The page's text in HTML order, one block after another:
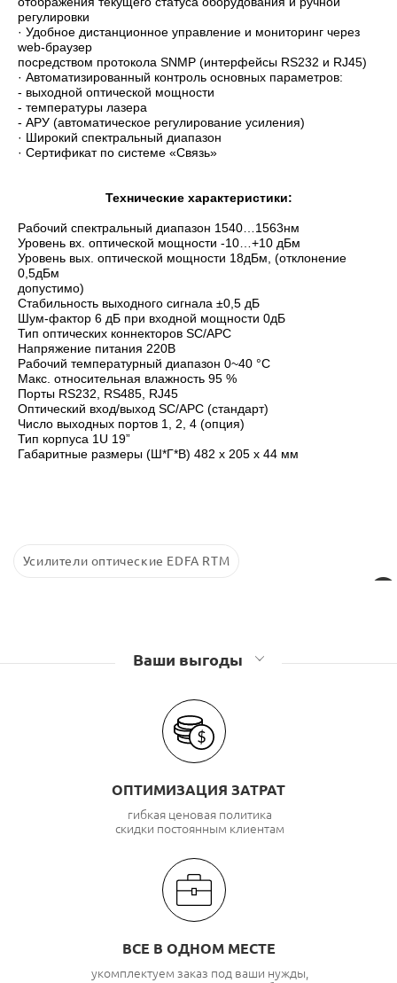
регулировки
· Удобное дистанционное управление и мониторинг через
web-браузер
посредством протокола SNMP (интерфейсы RS232 и RJ45)
· Автоматизированный контроль основных параметров:
- выходной оптической мощности
- температуры лазера
- АРУ (автоматическое регулирование усиления)
· Широкий спектральный диапазон
· Сертификат по системе «Связь»
Технические характеристики:
Рабочий спектральный диапазон 1540…1563нм
Уровень вх. оптической мощности -10…+10 дБм
Уровень вых. оптической мощности 18дБм, (отклонение
0,5дБм
допустимо)
Стабильность выходного сигнала ±0,5 дБ
Шум-фактор 6 дБ при входной мощности 0дБ
Тип оптических коннекторов SC/APC
Напряжение питания 220В
Рабочий температурный диапазон 0~40 °С
Макс. относительная влажность 95 %
Порты RS232, RS485, RJ45
Оптический вход/выход SC/APC (стандарт)
Число выходных портов 1, 2, 4 (опция)
Тип корпуса 1U 19”
Габаритные размеры (Ш*Г*В) 482 х 205 х 44 мм
Усилители оптические EDFA RTM
Ваши выгоды
ОПТИМИЗАЦИЯ ЗАТРАТ
гибкая ценовая политика
скидки постоянным клиентам
ВСЕ В ОДНОМ МЕСТЕ
укомплектуем заказ под ваши нужды,